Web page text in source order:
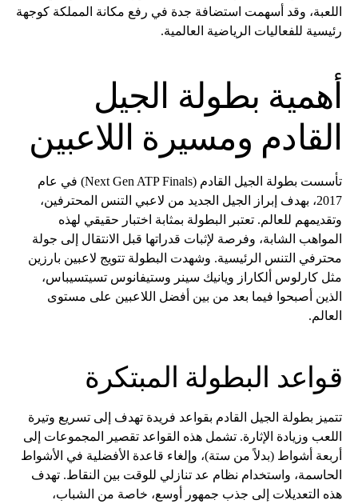
اللعبة، وقد أسهمت استضافة جدة في رفع مكانة المملكة كوجهة
رئيسية للفعاليات الرياضية العالمية.
أهمية بطولة الجيل
القادم ومسيرة اللاعبين
تأسست بطولة الجيل القادم (Next Gen ATP Finals) في عام
2017، بهدف إبراز الجيل الجديد من لاعبي التنس المحترفين،
وتقديمهم للعالم. تعتبر البطولة بمثابة اختبار حقيقي لهذه
المواهب الشابة، وفرصة لإثبات قدراتها قبل الانتقال إلى جولة
محترفي التنس الرئيسية. وشهدت البطولة تتويج لاعبين بارزين
مثل كارلوس ألكاراز ويانيك سينر وستيفانوس تسيتسيباس،
الذين أصبحوا فيما بعد من بين أفضل اللاعبين على مستوى
العالم.
قواعد البطولة المبتكرة
تتميز بطولة الجيل القادم بقواعد فريدة تهدف إلى تسريع وتيرة
اللعب وزيادة الإثارة. تشمل هذه القواعد تقصير المجموعات إلى
أربعة أشواط (بدلاً من ستة)، وإلغاء قاعدة الأفضلية في الأشواط
الحاسمة، واستخدام نظام عد تنازلي للوقت بين النقاط. تهدف
هذه التعديلات إلى جذب جمهور أوسع، خاصة من الشباب،